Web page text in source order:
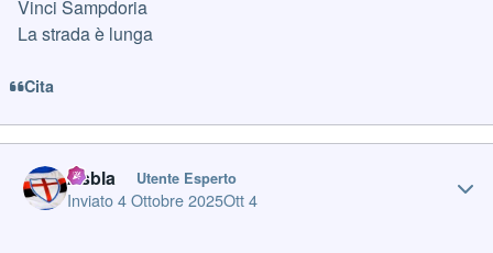
Vinci Sampdoria
La strada è lunga
Cita
Asbla Utente Esperto
Inviato4 Ottobre 2025Ott 4